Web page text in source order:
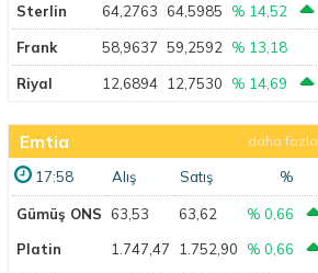
Sterlin 64,2763 64,5985 % 14,52
Frank 58,9637 59,2592 % 13,18
Riyal 12,6894 12,7530 % 14,69
Emtia daha fazla
17:58 Alış Satış %
Gümüş ONS 63,53 63,62
% 0,66
Platin
1.747,47 1.752,90
% 0,66